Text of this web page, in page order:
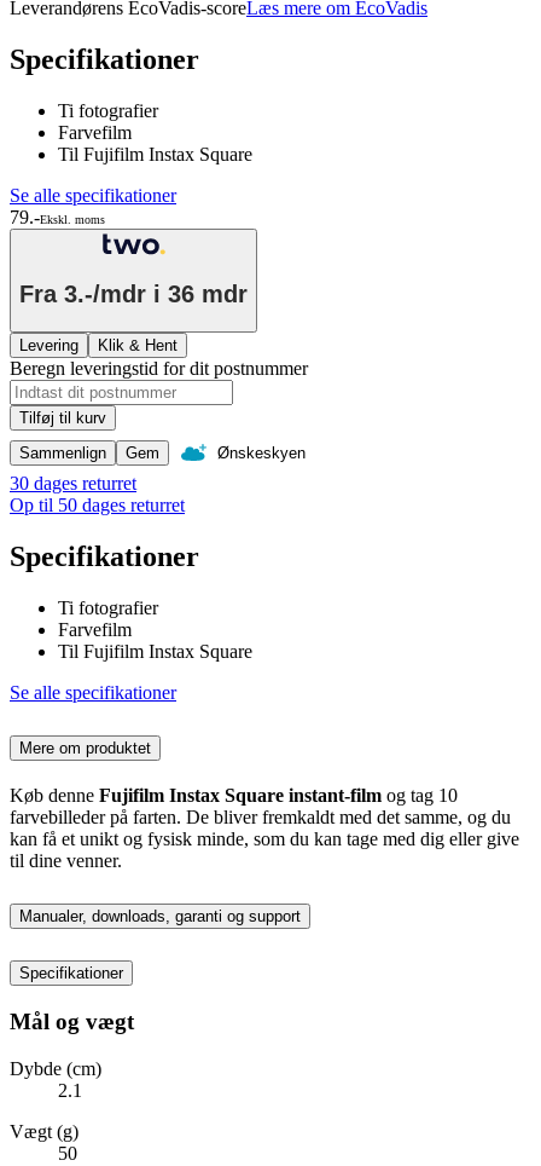
Leverandørens EcoVadis-scoreLæs mere om EcoVadis
Specifikationer
Ti fotografier
Farvefilm
Til Fujifilm Instax Square
Se alle specifikationer
79.-Ekskl. moms
Fra 3.-/mdr i 36 mdr
Levering Klik & Hent
Beregn leveringstid for dit postnummer
Tilføj til kurv
Sammenlign
Gem Ønskeskyen
30 dages returret
Op til 50 dages returret
Specifikationer
Ti fotografier
Farvefilm
Til Fujifilm Instax Square
Se alle specifikationer
Mere om produktet
Køb denne Fujifilm Instax Square instant-film og tag 10
farvebilleder på farten. De bliver fremkaldt med det samme, og du
kan få et unikt og fysisk minde, som du kan tage med dig eller give
til dine venner.
Manualer, downloads, garanti og support
Specifikationer
Mål og vægt
Dybde (cm)
2.1
Vægt (g)
50